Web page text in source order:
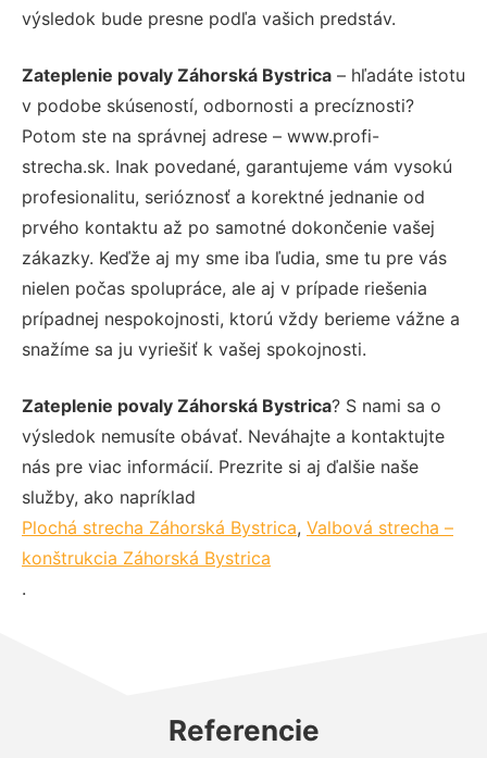
výsledok bude presne podľa vašich predstáv.
Zateplenie povaly Záhorská Bystrica – hľadáte istotu
v podobe skúseností, odbornosti a precíznosti?
Potom ste na správnej adrese – www.profi-
strecha.sk. Inak povedané, garantujeme vám vysokú
profesionalitu, serióznosť a korektné jednanie od
prvého kontaktu až po samotné dokončenie vašej
zákazky. Keďže aj my sme iba ľudia, sme tu pre vás
nielen počas spolupráce, ale aj v prípade riešenia
prípadnej nespokojnosti, ktorú vždy berieme vážne a
snažíme sa ju vyriešiť k vašej spokojnosti.
Zateplenie povaly Záhorská Bystrica? S nami sa o
výsledok nemusíte obávať. Neváhajte a kontaktujte
nás pre viac informácií. Prezrite si aj ďalšie naše
služby, ako napríklad
Plochá strecha Záhorská Bystrica, Valbová strecha –
konštrukcia Záhorská Bystrica
.
Referencie